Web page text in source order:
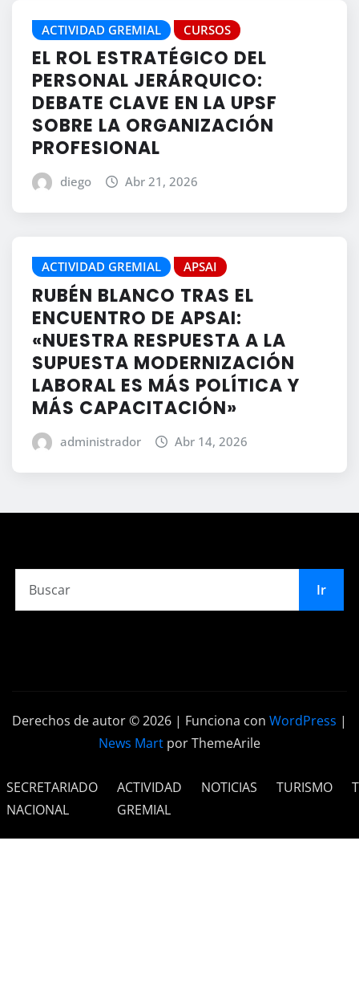
ACTIVIDAD GREMIAL CURSOS
EL ROL ESTRATÉGICO DEL
PERSONAL JERÁRQUICO:
DEBATE CLAVE EN LA UPSF
SOBRE LA ORGANIZACIÓN
PROFESIONAL
diego Abr 21, 2026
ACTIVIDAD GREMIAL APSAI
RUBÉN BLANCO TRAS EL
ENCUENTRO DE APSAI:
«NUESTRA RESPUESTA A LA
SUPUESTA MODERNIZACIÓN
LABORAL ES MÁS POLÍTICA Y
MÁS CAPACITACIÓN»
administrador Abr 14, 2026
Ir
Derechos de autor © 2026 | Funciona con WordPress |
News Mart por ThemeArile
SECRETARIADO
NACIONAL
ACTIVIDAD
GREMIAL
NOTICIAS TURISMO